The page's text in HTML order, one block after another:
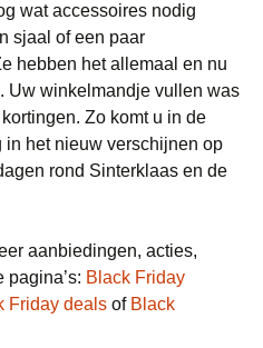
wat accessoires nodig
sjaal of een paar
hebben het allemaal en nu
Uw winkelmandje vullen was
Zo komt u in de
het nieuw verschijnen op
rond Sinterklaas en de
aanbiedingen, acties,
Black Friday
Friday deals of Black